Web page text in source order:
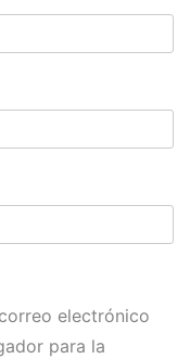
electrónico
para la